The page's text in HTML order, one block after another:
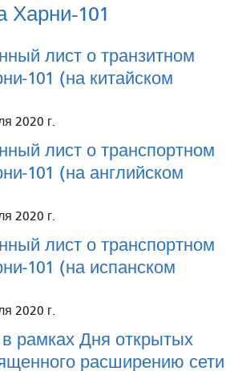
Харни-101
лист о транзитном
101 (на китайском
2020 г.
лист о транспортном
101 (на английском
2020 г.
лист о транспортном
101 (на испанском
2020 г.
рамках Дня открытых
расширению сети